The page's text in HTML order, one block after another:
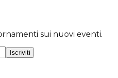
sui nuovi eventi.
Iscriviti